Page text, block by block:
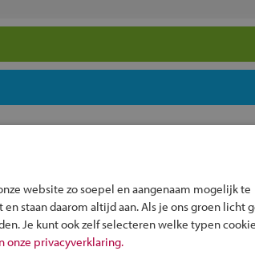
om je kind aan te melden bij
school.
website zo soepel en aangenaam mogelijk te
staan daarom altijd aan. Als je ons groen licht
Je kunt ook zelf selecteren welke typen
onze privacyverklaring.